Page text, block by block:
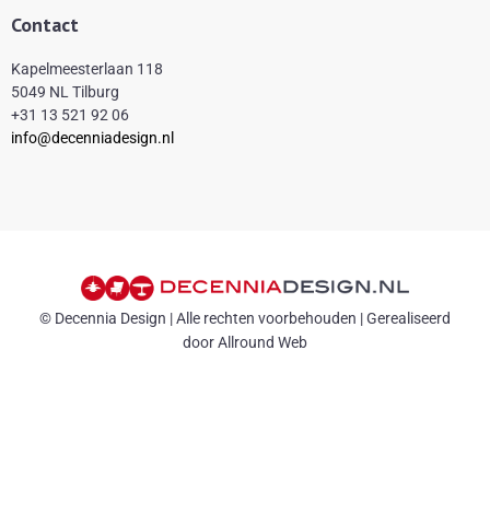
Contact
Kapelmeesterlaan 118
5049 NL Tilburg
+31 13 521 92 06
info@decenniadesign.nl
© Decennia Design | Alle rechten voorbehouden | Gerealiseerd
door Allround Web